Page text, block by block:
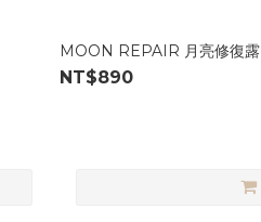
MOON REPAIR 月亮修復露
NT$890